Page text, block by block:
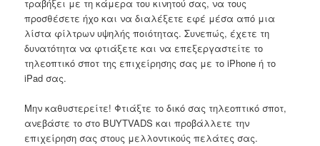
τραβήξει με τη κάμερα του κινητού σας, να τους
προσθέσετε ήχο και να διαλέξετε εφέ μέσα από μια
λίστα φίλτρων υψηλής ποιότητας. Συνεπώς, έχετε τη
δυνατότητα να φτιάξετε και να επεξεργαστείτε το
τηλεοπτικό σποτ της επιχείρησης σας με το iPhone ή το
iPad σας.
Μην καθυστερείτε! Φτιάξτε το δικό σας τηλεοπτικό σποτ,
ανεβάστε το στο BUYTVADS και προβάλλετε την
επιχείρηση σας στους μελλοντικούς πελάτες σας.